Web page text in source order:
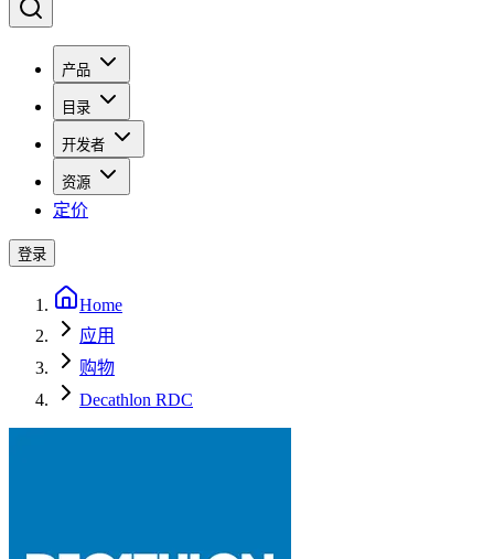
产品
目录
开发者
资源
定价
登录
Home
应用
购物
Decathlon RDC